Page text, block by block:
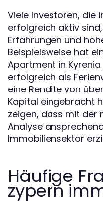
Viele Investoren, die
erfolgreich aktiv
Erfahrungen und
Beispielsweise hat
Apartment in
erfolgreich als
eine Rendite von
Kapital eingebracht
zeigen, dass mit der
Analyse
Immobiliensektor
Häufige
zypern